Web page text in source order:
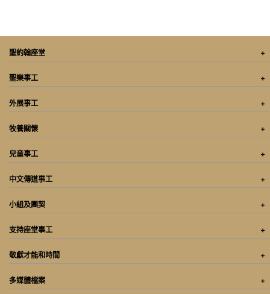
聖約翰座堂
聖樂事工
外展事工
牧養關懷
兒童事工
中文傳道事工
小組及團契
支持座堂事工
敬獻才能和時間
多媒體檔案